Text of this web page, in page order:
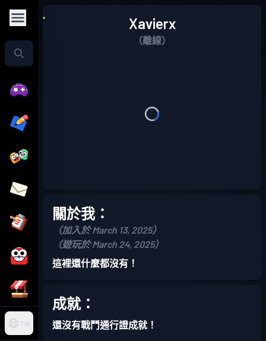
TW
Xavierx
（離線）
關於我：
（加入於 March 13, 2025）
（遊玩於 March 24, 2025）
這裡還什麼都沒有！
成就：
還沒有戰鬥通行證成就！